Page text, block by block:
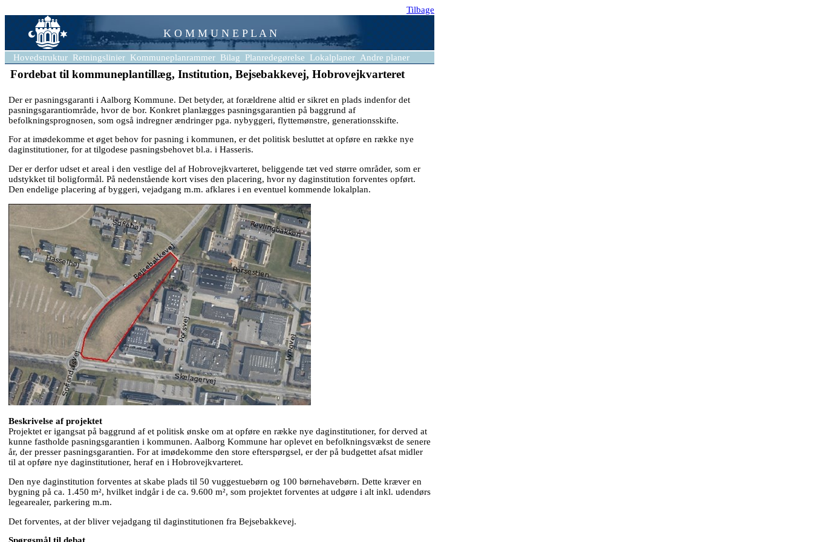
Tilbage
K O M M U N E P L A N
Hovedstruktur Retningslinier Kommuneplanrammer Bilag Planredegørelse Lokalplaner Andre planer
Fordebat til kommuneplantillæg, Institution, Bejsebakkevej, Hobrovejkvarteret
Der er pasningsgaranti i Aalborg Kommune. Det betyder, at forældrene altid er sikret en plads indenfor det
pasningsgarantiområde, hvor de bor. Konkret planlægges pasningsgarantien på baggrund af
befolkningsprognosen, som også indregner ændringer pga. nybyggeri, flyttemønstre, generationsskifte.
For at imødekomme et øget behov for pasning i kommunen, er det politisk besluttet at opføre en række nye
daginstitutioner, for at tilgodese pasningsbehovet bl.a. i Hasseris.
Der er derfor udset et areal i den vestlige del af Hobrovejkvarteret, beliggende tæt ved større områder, som er
udstykket til boligformål. På nedenstående kort vises den placering, hvor ny daginstitution forventes opført.
Den endelige placering af byggeri, vejadgang m.m. afklares i en eventuel kommende lokalplan.
Beskrivelse af projektet
Projektet er igangsat på baggrund af et politisk ønske om at opføre en række nye daginstitutioner, for derved at
kunne fastholde pasningsgarantien i kommunen. Aalborg Kommune har oplevet en befolkningsvækst de senere
år, der presser pasningsgarantien. For at imødekomme den store efterspørgsel, er der på budgettet afsat midler
til at opføre nye daginstitutioner, heraf en i Hobrovejkvarteret.
Den nye daginstitution forventes at skabe plads til 50 vuggestuebørn og 100 børnehavebørn. Dette kræver en
bygning på ca. 1.450 m², hvilket indgår i de ca. 9.600 m², som projektet forventes at udgøre i alt inkl. udendørs
legearealer, parkering m.m.
Det forventes, at der bliver vejadgang til daginstitutionen fra Bejsebakkevej.